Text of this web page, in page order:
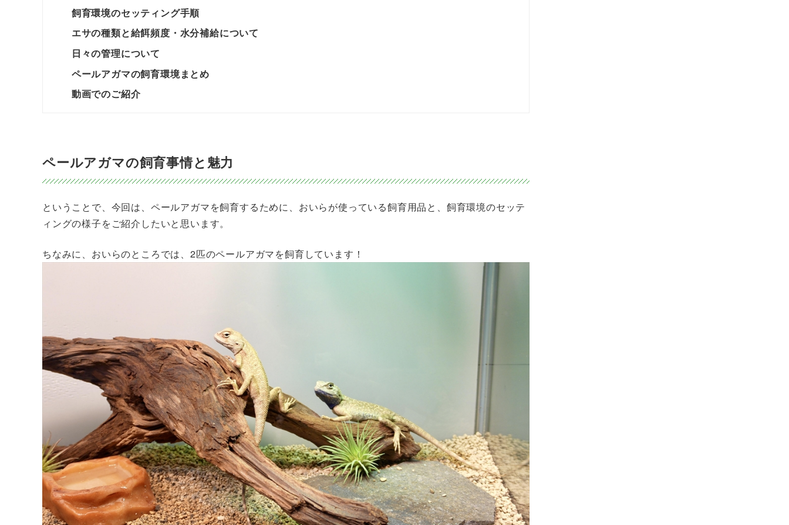
飼育環境のセッティング手順
エサの種類と給餌頻度・水分補給について
日々の管理について
ペールアガマの飼育環境まとめ
動画でのご紹介
ペールアガマの飼育事情と魅力
ということで、今回は、ペールアガマを飼育するために、おいらが使っている飼育用品と、飼育環境のセッテ
ィングの様子をご紹介したいと思います。
ちなみに、おいらのところでは、2匹のペールアガマを飼育しています！